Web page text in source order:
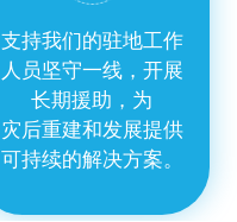
支持我们的驻地工作
人员坚守一线，开展
长期援助，为
灾后重建和发展提供
可持续的解决方案。